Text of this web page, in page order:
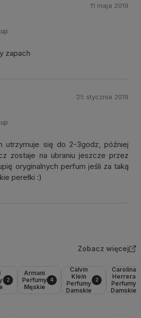
zapach
11 maja 2019
utrzymuje się do 2-3godz, później
zostaje na ubraniu jeszcze przez
oryginalnych perfum jeśli za taką
perełki :)
25 stycznia 2019
Zobacz więcej
2
Armani
Perfumy
Męskie
4
Calvin
Klein
Perfumy
Damskie
2
Carolina
Herrera
Perfumy
Damskie